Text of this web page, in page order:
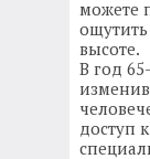
можете
высоте.
В год
доступ